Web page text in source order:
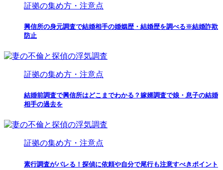
証拠の集め方・注意点
興信所の身元調査で結婚相手の婚姻歴・結婚歴を調べる※結婚詐欺
防止
証拠の集め方・注意点
結婚前調査で興信所はどこまでわかる？嫁婿調査で娘・息子の結婚
相手の過去を
証拠の集め方・注意点
素行調査がバレる！探偵に依頼や自分で尾行も注意すべきポイント